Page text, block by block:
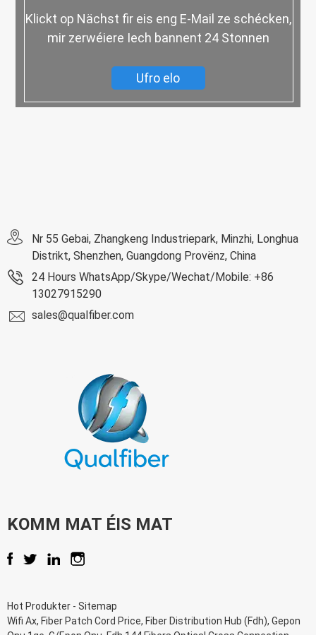
Klickt op Nächst fir eis eng E-Mail ze schécken,
mir zerwéiere Iech bannent 24 Stonnen
Ufro elo
Nr 55 Gebai, Zhangkeng Industriepark, Minzhi, Longhua
Distrikt, Shenzhen, Guangdong Provënz, China
24 Hours WhatsApp/Skype/Wechat/Mobile: +86
13027915290
sales@qualfiber.com
KOMM MAT ÉIS MAT
Hot Produkter - Sitemap
Wifi Ax, Fiber Patch Cord Price, Fiber Distribution Hub (Fdh), Gepon